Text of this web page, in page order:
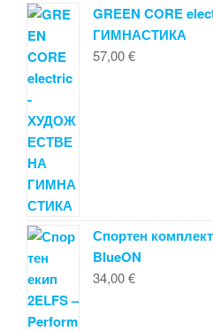
GREEN CORE
ГИМНАСТИКА
57,00€
Спортен
BlueON
34,00€